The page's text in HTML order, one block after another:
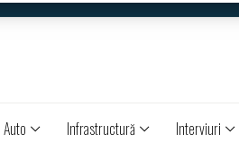
Auto Infrastructură Interviuri